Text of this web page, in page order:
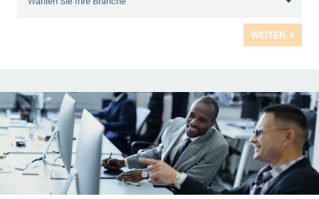
WEITER